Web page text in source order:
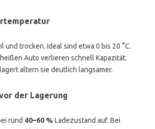
und trocken. Ideal sind etwa 0 bis 20 °C.
Auto verlieren schnell Kapazität.
altern sie deutlich langsamer.
der Lagerung
rund 40–60 % Ladezustand auf. Bei